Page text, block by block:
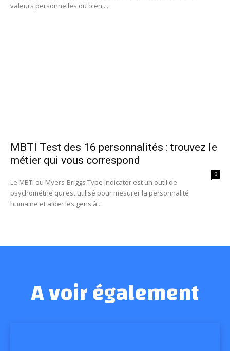
valeurs personnelles ou bien,...
MBTI Test des 16 personnalités : trouvez le
métier qui vous correspond
0
Le MBTI ou Myers-Briggs Type Indicator est un outil de
psychométrie qui est utilisé pour mesurer la personnalité
humaine et aider les gens à...
A voir également